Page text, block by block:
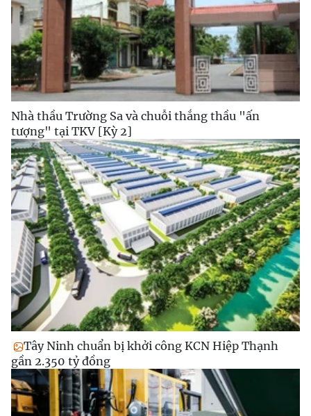
Nhà thầu Trường Sa và chuỗi thắng thầu "ấn
tượng" tại TKV [Kỳ 2]
Tây Ninh chuẩn bị khởi công KCN Hiệp Thạnh
gần 2.350 tỷ đồng